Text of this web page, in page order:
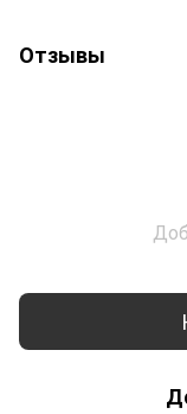
Отзывы